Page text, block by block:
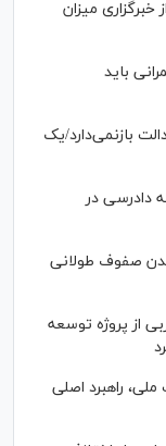
میزان
باید
بازنمی‌دارد/یک
در
صفوف طولانی
از پروژه توسعه
راهبرد اصلی